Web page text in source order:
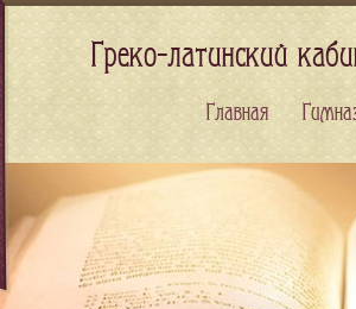
Греко-латинский
Главная